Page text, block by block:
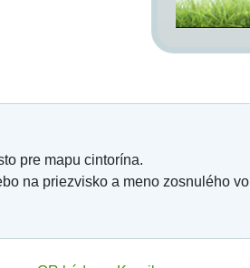
pre mapu cintorína.
na priezvisko a meno zosnulého vo